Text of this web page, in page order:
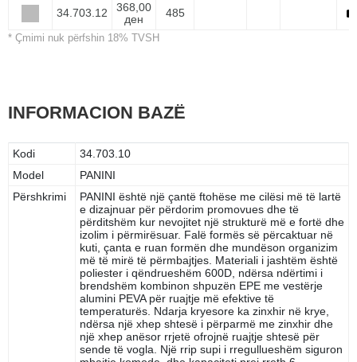
34.703.12
368,00
ден
485
* Çmimi nuk përfshin 18% TVSH
INFORMACION BAZË
Kodi
34.703.10
Model
PANINI
Përshkrimi
PANINI është një çantë ftohëse me cilësi më të lartë
e dizajnuar për përdorim promovues dhe të
përditshëm kur nevojitet një strukturë më e fortë dhe
izolim i përmirësuar. Falë formës së përcaktuar në
kuti, çanta e ruan formën dhe mundëson organizim
më të mirë të përmbajtjes. Materiali i jashtëm është
poliester i qëndrueshëm 600D, ndërsa ndërtimi i
brendshëm kombinon shpuzën EPE me vestërje
alumini PEVA për ruajtje më efektive të
temperaturës. Ndarja kryesore ka zinxhir në krye,
ndërsa një xhep shtesë i përparmë me zinxhir dhe
një xhep anësor rrjetë ofrojnë ruajtje shtesë për
sende të vogla. Një rrip supi i rregullueshëm siguron